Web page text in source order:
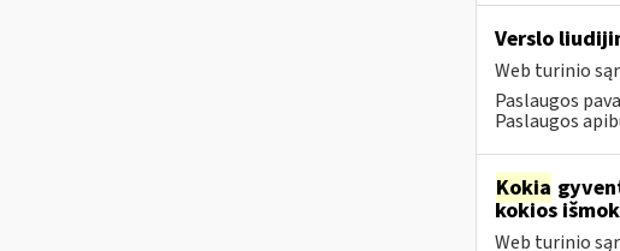
Verslo
Web turinio
Paslaugos
Paslaugos
Kokia
kokios
Web turinio